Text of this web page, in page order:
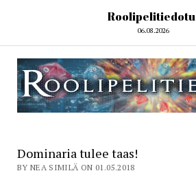
06.08.2026
Dominaria tulee taas!
BY NEA SIMILÄ ON 01.05.2018